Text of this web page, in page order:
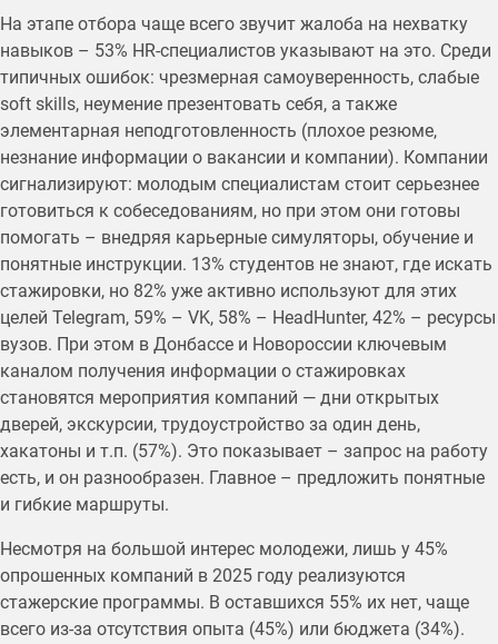
На этапе отбора чаще всего звучит жалоба на нехватку
навыков – 53% HR-специалистов указывают на это. Среди
типичных ошибок: чрезмерная самоуверенность, слабые
soft skills, неумение презентовать себя, а также
элементарная неподготовленность (плохое резюме,
незнание информации о вакансии и компании). Компании
сигнализируют: молодым специалистам стоит серьезнее
готовиться к собеседованиям, но при этом они готовы
помогать – внедряя карьерные симуляторы, обучение и
понятные инструкции. 13% студентов не знают, где искать
стажировки, но 82% уже активно используют для этих
целей Telegram, 59% – VK, 58% – HeadHunter, 42% – ресурсы
вузов. При этом в Донбассе и Новороссии ключевым
каналом получения информации о стажировках
становятся мероприятия компаний — дни открытых
дверей, экскурсии, трудоустройство за один день,
хакатоны и т.п. (57%). Это показывает – запрос на работу
есть, и он разнообразен. Главное – предложить понятные
и гибкие маршруты.
Несмотря на большой интерес молодежи, лишь у 45%
опрошенных компаний в 2025 году реализуются
стажерские программы. В оставшихся 55% их нет, чаще
всего из-за отсутствия опыта (45%) или бюджета (34%).